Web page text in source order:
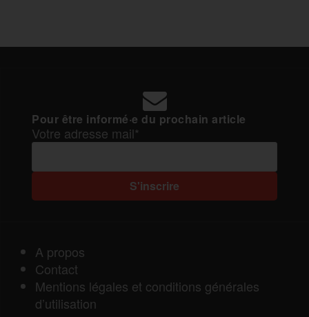
Pour être informé·e du prochain article
Votre adresse mail*
A propos
Contact
Mentions légales et conditions générales
d’utilisation